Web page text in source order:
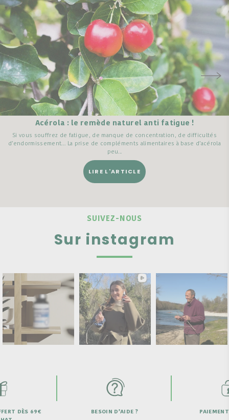
Acérola : le remède naturel anti fatigue !
Si vous souffrez de fatigue, de manque de concentration, de difficultés
d’endormissement… La prise de compléments alimentaires à base d’acérola
peu...
LIRE L'ARTICLE
SUIVEZ-NOUS
Sur instagram
? PAIEMENT SECURISÉ
LIVRAISON